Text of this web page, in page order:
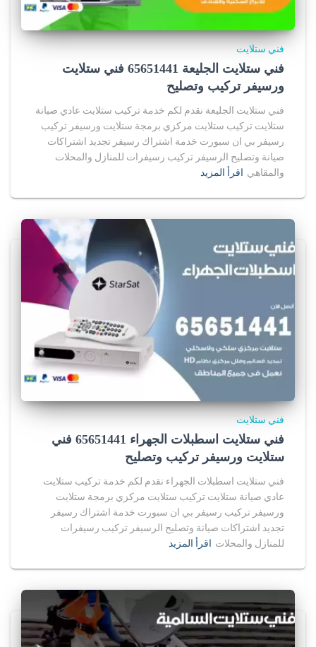
فني ستلايت
فني ستلايت الجليعة 65651441 فني ستلايت
ورسيفر تركيب وتصليح
فني ستلايت الجليعة نقدم لكم خدمة تركيب ستلايت عادي صيانة
ستلايت تركيب ستلايت مركزي برمجة ستلايت ورسيفر تركيب
رسيفر بي ان سبورت خدمة اشتراك رسيفر تجديد اشتراكات
صيانة وتصليح الرسيفر تركيب رسيفرات للمنازل والمحلات
والمقاهي اقرأ المزيد
فني ستلايت
فني ستلايت اسطبلات الجهراء 65651441 فني
ستلايت ورسيفر تركيب وتصليح
فني ستلايت اسطبلات الجهراء نقدم لكم خدمة تركيب ستلايت
عادي صيانة ستلايت تركيب ستلايت مركزي برمجة ستلايت
ورسيفر تركيب رسيفر بي ان سبورت خدمة اشتراك رسيفر
تجديد اشتراكات صيانة وتصليح الرسيفر تركيب رسيفرات
للمنازل والمحلات اقرأ المزيد